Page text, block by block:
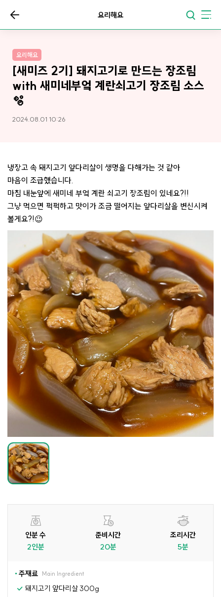
요리해요
요리해요
[새미즈 2기] 돼지고기로 만드는 장조림
with 새미네부엌 계란쇠고기 장조림 소스
🫧
2024.08.01 10:26
냉장고 속 돼지고기 앞다리살이 생명을 다해가는 것 같아
마음이 조급했습니다.
마침 내눈앞에 새미네 부엌 계란 쇠고기 장조림이 있네요?!!
그냥 먹으면 퍽퍽하고 맛이가 조금 떨어지는 앞다리살을 변신시켜
볼게요?!😉
인분 수
2인분
준비시간
20분
조리시간
5분
주재료 Main Ingredient
돼지고기 앞다리살 300g